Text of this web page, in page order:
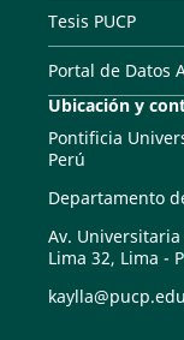
Tesis PUCP
Portal de Datos
Ubicación y
Pontificia
Perú
Departamento
Av.
Lima 32, Lima -